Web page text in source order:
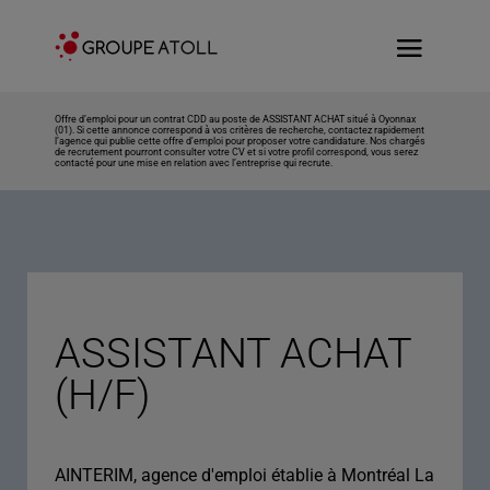
Offre d’emploi pour un contrat CDD au poste de ASSISTANT ACHAT situé à Oyonnax
(01). Si cette annonce correspond à vos critères de recherche, contactez rapidement
l’agence qui publie cette offre d’emploi pour proposer votre candidature. Nos chargés
de recrutement pourront consulter votre CV et si votre profil correspond, vous serez
contacté pour une mise en relation avec l’entreprise qui recrute.
ASSISTANT ACHAT
(H/F)
AINTERIM, agence d'emploi établie à Montréal La